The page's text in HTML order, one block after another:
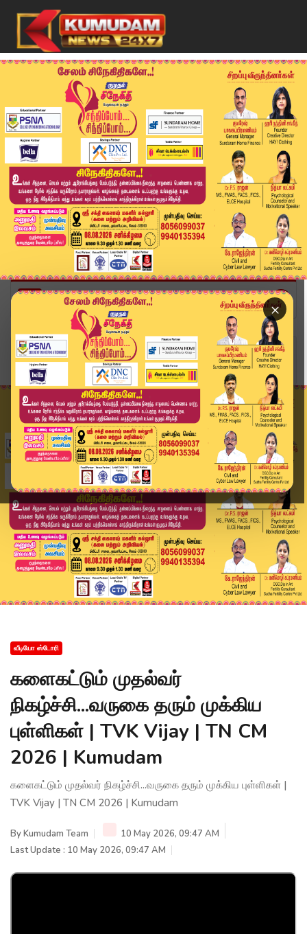
×
Home
வீடியோ ஸ்டோரி
களைகட்டும் முதல்வர் நிகழ்ச்சி...வருகை தரும் முக...
வீடியோ ஸ்டோரி
களைகட்டும் முதல்வர்
நிகழ்ச்சி...வருகை தரும் முக்கிய
புள்ளிகள் | TVK Vijay | TN CM
2026 | Kumudam
களைகட்டும் முதல்வர் நிகழ்ச்சி...வருகை தரும் முக்கிய புள்ளிகள் |
TVK Vijay | TN CM 2026 | Kumudam
ByKumudam Team
10 May 2026, 09:47 AM
Last Update : 10 May 2026, 09:47 AM